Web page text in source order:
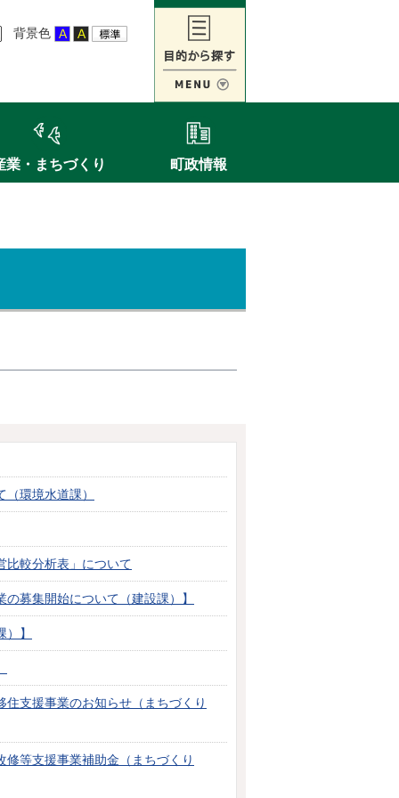
背景色
業・まちづくり 町政情報
環境水道課）
比較分析表」について
募集開始について（建設課）】
】
支援事業のお知らせ（まちづくり
等支援事業補助金（まちづくり